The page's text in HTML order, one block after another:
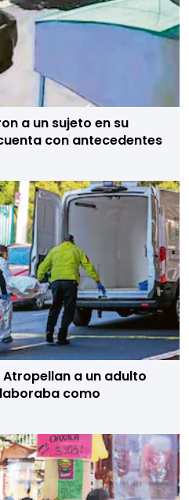
a un sujeto en su
con antecedentes
Atropellan a un adulto
como